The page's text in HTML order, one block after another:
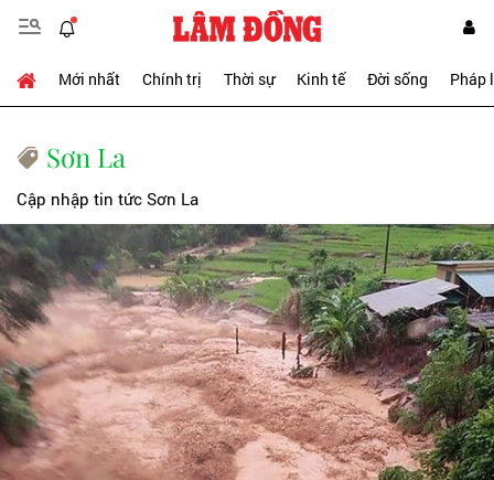
Mới nhất Chính trị Thời sự Kinh tế Đời sống Pháp
Sơn La
Cập nhập tin tức Sơn La